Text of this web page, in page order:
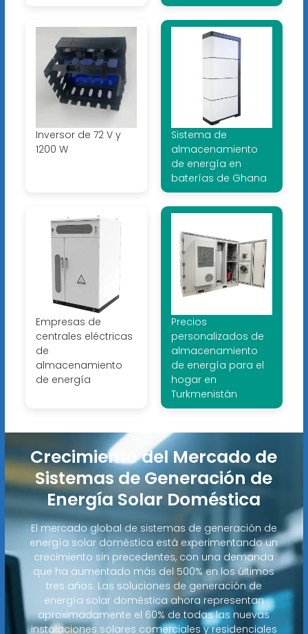
Inversor de 72 V y
1200 W
Sistema de
almacenamiento
de energía en
baterías de Ghana
Empresas de
centrales eléctricas
de
almacenamiento
de energía
Precios
personalizados de
almacenamiento
de energía para el
hogar en
Turkmenistán
Crecimiento del Mercado de
Sistemas de Generación de
Energía Solar Doméstica
El mercado global de sistemas de generación de
energía solar doméstica está experimentando un
crecimiento sin precedentes, con una demanda
que ha aumentado más del 500% en los últimos
tres años. Las soluciones de generación de
energía solar doméstica ahora representan
aproximadamente el 60% de todas las nuevas
instalaciones solares comerciales y residenciales